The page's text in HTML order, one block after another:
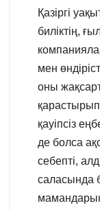
Қазіргі
биліктің,
мен
оны
қарастырып
қауіпсіз
де болса
себепті,
саласында